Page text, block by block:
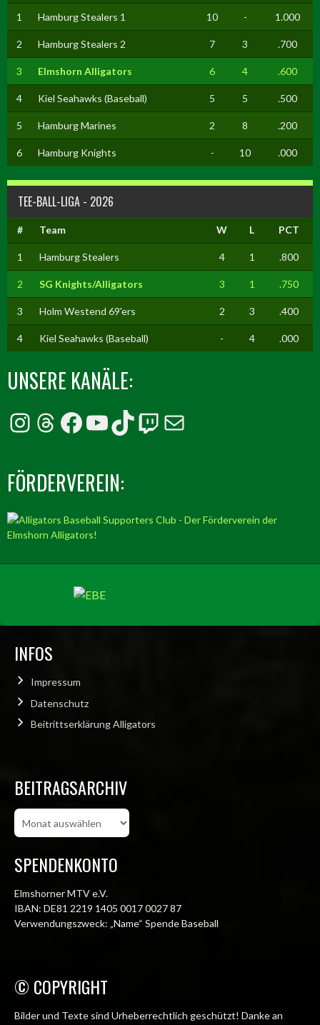
1 Hamburg Stealers 1 10 - 1.000
2 Hamburg Stealers 2 7 3 .700
3 Elmshorn Alligators 6 4 .600
4 Kiel Seahawks (Baseball) 5 5 .500
5 Hamburg Marines 2 8 .200
6 Hamburg Knights - 10 .000
TEE-BALL-LIGA - 2026
# Team W L PCT
1 Hamburg Stealers 4 1 .800
2 SG Knights/Alligators 3 1 .750
3 Holm Westend 69'ers 2 3 .400
4 Kiel Seahawks (Baseball) - 4 .000
UNSERE KANÄLE:
Instagram
Threads
Facebook
YouTube
TikTok
Twitch
E-Mail
FÖRDERVEREIN:
INFOS
Impressum
Datenschutz
Beitrittserklärung Alligators
BEITRAGSARCHIV
Beitragsarchiv
SPENDENKONTO
Elmshorner MTV e.V.
IBAN: DE81 2219 1405 0017 0027 87
Verwendungszweck: „Name“ Spende Baseball
© COPYRIGHT
Bilder und Texte sind Urheberrechtlich geschützt! Danke an